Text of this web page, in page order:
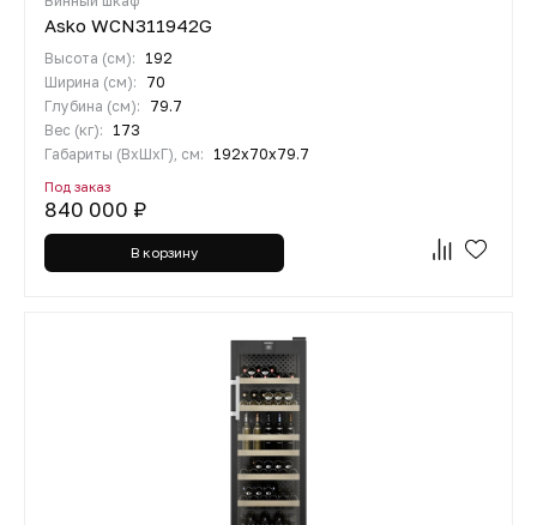
Asko WCN311942G
Высота (см):
192
Ширина (см):
70
Глубина (см):
79.7
Вес (кг):
173
Габариты (ВхШхГ), см:
192х70х79.7
Под заказ
840 000 ₽
В корзину